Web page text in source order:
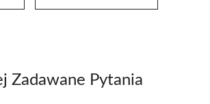
Zadawane Pytania